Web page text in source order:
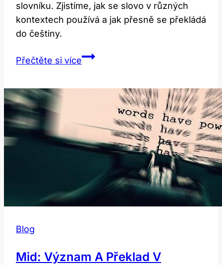
slovníku. Zjistíme, jak se slovo v různých
kontextech používá a jak přesně se překládá
do češtiny.
Přečtěte si víceMild:
Mírného
v
Anglicko-
Českém
Blog
Mid: Význam A Překlad V